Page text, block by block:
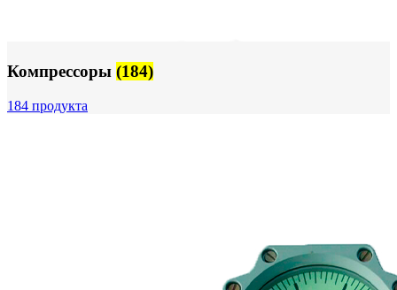
Компрессоры (184)
184 продукта